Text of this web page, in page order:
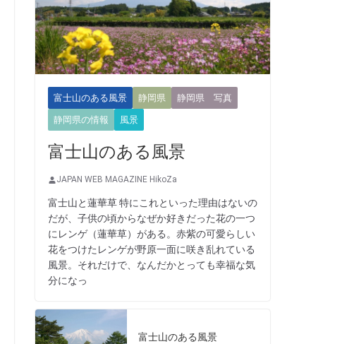
富士山のある風景 静岡県 静岡県 写真
静岡県の情報 風景
富士山のある風景
JAPAN WEB MAGAZINE HikoZa
富士山と蓮華草 特にこれといった理由はないの
だが、子供の頃からなぜか好きだった花の一つ
にレンゲ（蓮華草）がある。赤紫の可愛らしい
花をつけたレンゲが野原一面に咲き乱れている
風景。それだけで、なんだかとっても幸福な気
分になっ
富士山のある風景